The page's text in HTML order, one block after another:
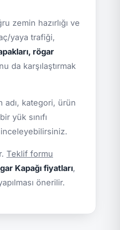
zemin hazırlığı ve
yaya trafiği,
rögar
da karşılaştırmak
adı, kategori, ürün
yük sınıfı
inceleyebilirsiniz.
Teklif formu
Kapağı fiyatları,
önerilir.